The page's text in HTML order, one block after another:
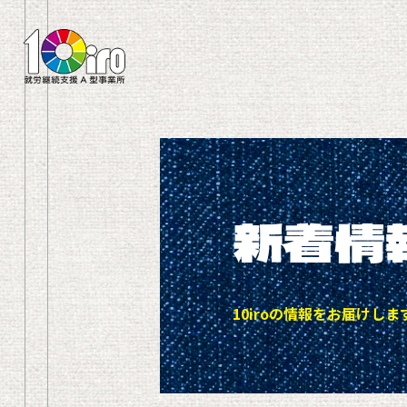
新着情
10iroの情報をお届けしま